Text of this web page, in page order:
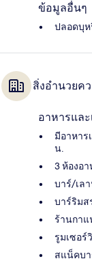
ข้อมูลอื่นๆ
ปลอดบุห
สิ่งอำนวยค
อาหารแล
มีอาหาร
น.
3 ห้องอา
บาร์/เล
บาร์ริมส
ร้านกาแ
รูมเซอร์
สแน็คบ